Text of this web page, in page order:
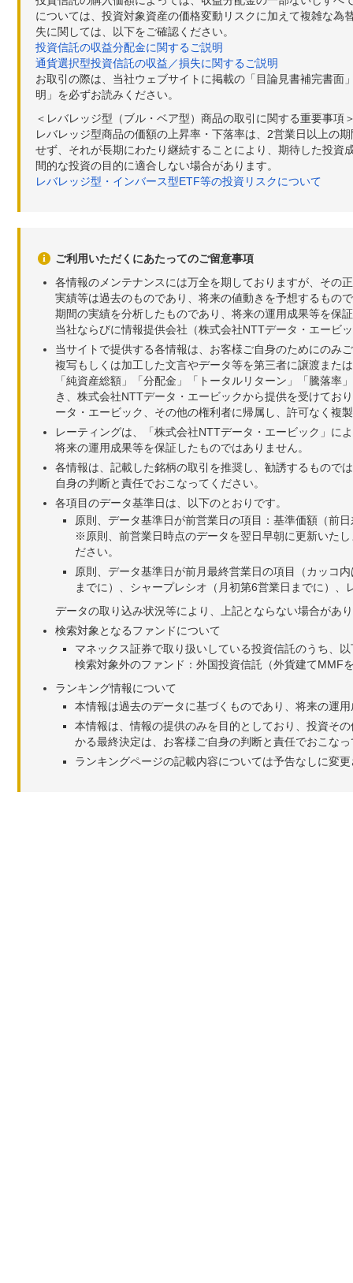
については、投資対象資産の価格変動リスクに加えて複雑な
失に関しては、以下をご確認ください。
投資信託の収益分配金に関するご説明
通貨選択型投資信託の収益／損失に関するご説明
お取引の際は、当社ウェブサイトに掲載の「目論見書補完書
明」を必ずお読みください。
＜レバレッジ型（ブル・ベア型）商品の取引に関する重要事項
レバレッジ型商品の価額の上昇率・下落率は、2営業日以上の
せず、それが長期にわたり継続することにより、期待した投
間的な投資の目的に適合しない場合があります。
レバレッジ型・インバース型ETF等の投資リスクについて
ご利用いただくにあたってのご留意事項
各情報のメンテナンスには万全を期しておりますが、その
実績等は過去のものであり、将来の値動きを予想するもの
期間の実績を分析したものであり、将来の運用成果等を保
当社ならびに情報提供会社（株式会社NTTデータ・エービ
当サイトで提供する各情報は、お客様ご自身のためにのみ
複写もしくは加工した文言やデータ等を第三者に譲渡また
「純資産総額」「分配金」「トータルリターン」「騰落
き、株式会社NTTデータ・エービックから提供を受けてお
ータ・エービック、その他の権利者に帰属し、許可なく複
レーティングは、「株式会社NTTデータ・エービック」に
将来の運用成果等を保証したものではありません。
各情報は、記載した銘柄の取引を推奨し、勧誘するもので
自身の判断と責任でおこなってください。
各項目のデータ基準日は、以下のとおりです。
原則、データ基準日が前営業日の項目：基準価額（前
※原則、前営業日時点のデータを翌日早朝に更新いた
ださい。
原則、データ基準日が前月最終営業日の項目（カッコ
までに）、シャープレシオ（月初第6営業日までに）
データの取り込み状況等により、上記とならない場合があ
検索対象となるファンドについて
マネックス証券で取り扱いしている投資信託のうち、
検索対象外のファンド：外国投資信託（外貨建てMMF
ランキング情報について
本情報は過去のデータに基づくものであり、将来の運
本情報は、情報の提供のみを目的としており、投資そ
かる最終決定は、お客様ご自身の判断と責任でおこな
ランキングページの記載内容については予告なしに変